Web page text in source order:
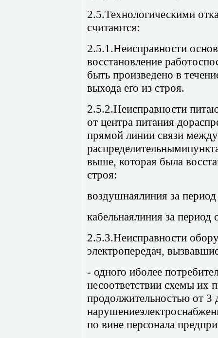
2.5.Технологическими
считаются:
2.5.1.Неисправности
восстановление
быть произведено в
выхода его из строя.
2.5.2.Неисправности
от центра питания
прямой линии связи между
выше, которая была
строя:
воздушнаялиния за
кабельнаялиния за период
2.5.3.Неисправности
электропередач,
- одного иболее
несоответствии схемы их
продолжительностью от 3
по вине персонала